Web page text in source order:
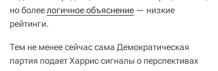
но болеелогичное объяснение — низкие
рейтинги.
Тем не менее сейчас сама Демократическая
партия подает Харрис сигналы о перспективах